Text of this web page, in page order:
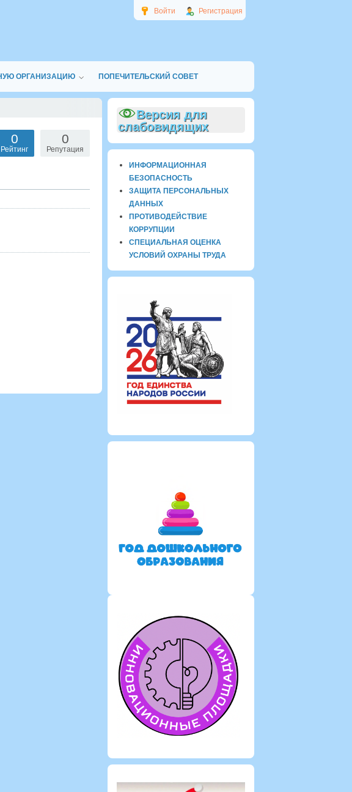
Войти Регистрация
ОРГАНИЗАЦИЮ ПОПЕЧИТЕЛЬСКИЙ СОВЕТ
0
Репутация
0
Рейтинг
Версия для
слабовидящих
ИНФОРМАЦИОННАЯ
БЕЗОПАСНОСТЬ
ЗАЩИТА ПЕРСОНАЛЬНЫХ
ДАННЫХ
ПРОТИВОДЕЙСТВИЕ
КОРРУПЦИИ
СПЕЦИАЛЬНАЯ ОЦЕНКА
УСЛОВИЙ ОХРАНЫ ТРУДА